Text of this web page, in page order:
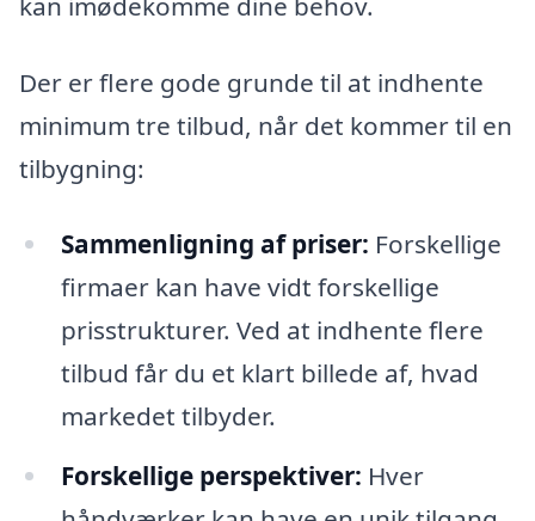
Der er flere gode grunde til at indhente
minimum tre tilbud, når det kommer til en
tilbygning:
Sammenligning af priser: Forskellige
firmaer kan have vidt forskellige
prisstrukturer. Ved at indhente flere
tilbud får du et klart billede af, hvad
markedet tilbyder.
Forskellige perspektiver: Hver